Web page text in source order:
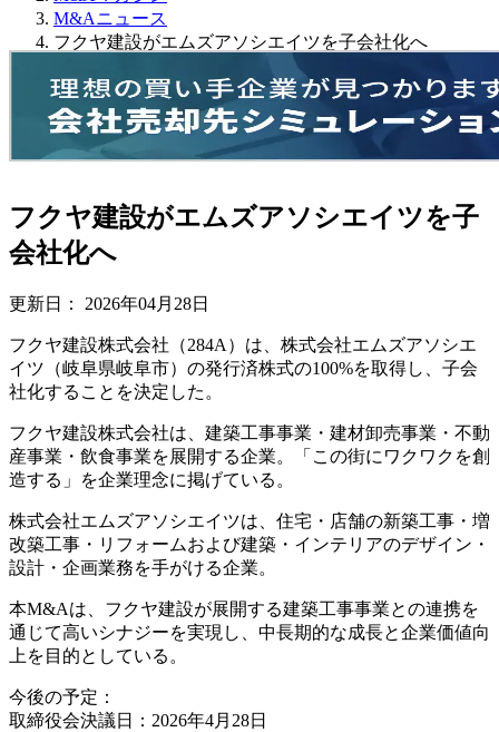
M&Aニュース
フクヤ建設がエムズアソシエイツを子会社化へ
フクヤ建設がエムズアソシエイツを子
会社化へ
更新日： 2026年04月28日
フクヤ建設株式会社（284A）は、株式会社エムズアソシエ
イツ（岐阜県岐阜市）の発行済株式の100%を取得し、子会
社化することを決定した。
フクヤ建設株式会社は、建築工事事業・建材卸売事業・不動
産事業・飲食事業を展開する企業。「この街にワクワクを創
造する」を企業理念に掲げている。
株式会社エムズアソシエイツは、住宅・店舗の新築工事・増
改築工事・リフォームおよび建築・インテリアのデザイン・
設計・企画業務を手がける企業。
本M&Aは、フクヤ建設が展開する建築工事事業との連携を
通じて高いシナジーを実現し、中長期的な成長と企業価値向
上を目的としている。
今後の予定：
取締役会決議日：2026年4月28日